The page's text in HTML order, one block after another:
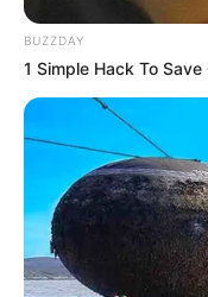
BUZZDAY
1 Simple Hack To